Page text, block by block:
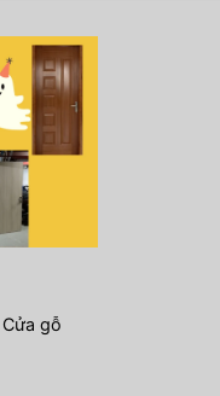
Cửa gỗ